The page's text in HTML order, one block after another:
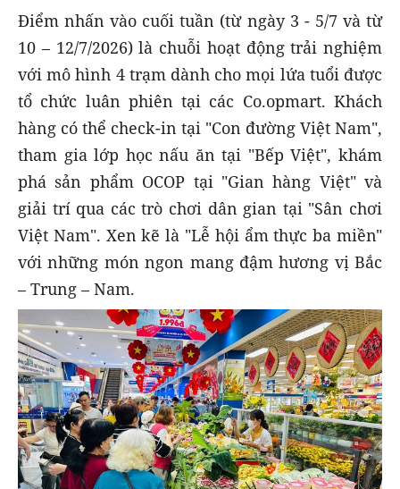
Điểm nhấn vào cuối tuần (từ ngày 3 - 5/7 và từ
10 – 12/7/2026) là chuỗi hoạt động trải nghiệm
với mô hình 4 trạm dành cho mọi lứa tuổi được
tổ chức luân phiên tại các Co.opmart. Khách
hàng có thể check-in tại "Con đường Việt Nam",
tham gia lớp học nấu ăn tại "Bếp Việt", khám
phá sản phẩm OCOP tại "Gian hàng Việt" và
giải trí qua các trò chơi dân gian tại "Sân chơi
Việt Nam". Xen kẽ là "Lễ hội ẩm thực ba miền"
với những món ngon mang đậm hương vị Bắc
– Trung – Nam.